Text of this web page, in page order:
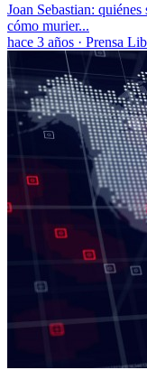
Joan Sebastian:
cómo murier...
hace 3 años · Prensa